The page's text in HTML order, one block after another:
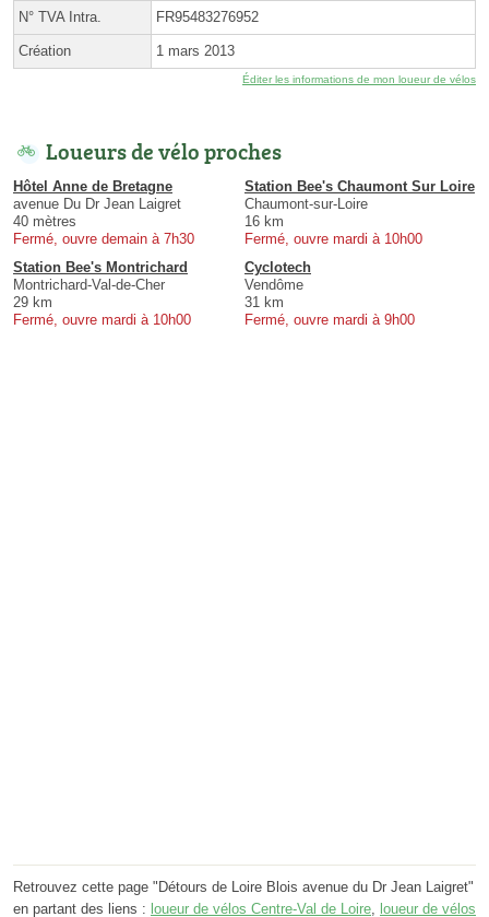
N° TVA Intra. FR95483276952
Création 1 mars 2013
Éditer les informations de mon loueur de vélos
Loueurs de vélo proches
Hôtel Anne de Bretagne
avenue Du Dr Jean Laigret
40 mètres
Fermé, ouvre demain à 7h30
Station Bee's Chaumont Sur Loire
Chaumont-sur-Loire
16 km
Fermé, ouvre mardi à 10h00
Station Bee's Montrichard
Montrichard-Val-de-Cher
29 km
Fermé, ouvre mardi à 10h00
Cyclotech
Vendôme
31 km
Fermé, ouvre mardi à 9h00
Retrouvez cette page "Détours de Loire Blois avenue du Dr Jean Laigret"
en partant des liens : loueur de vélos Centre-Val de Loire loueur de vélos